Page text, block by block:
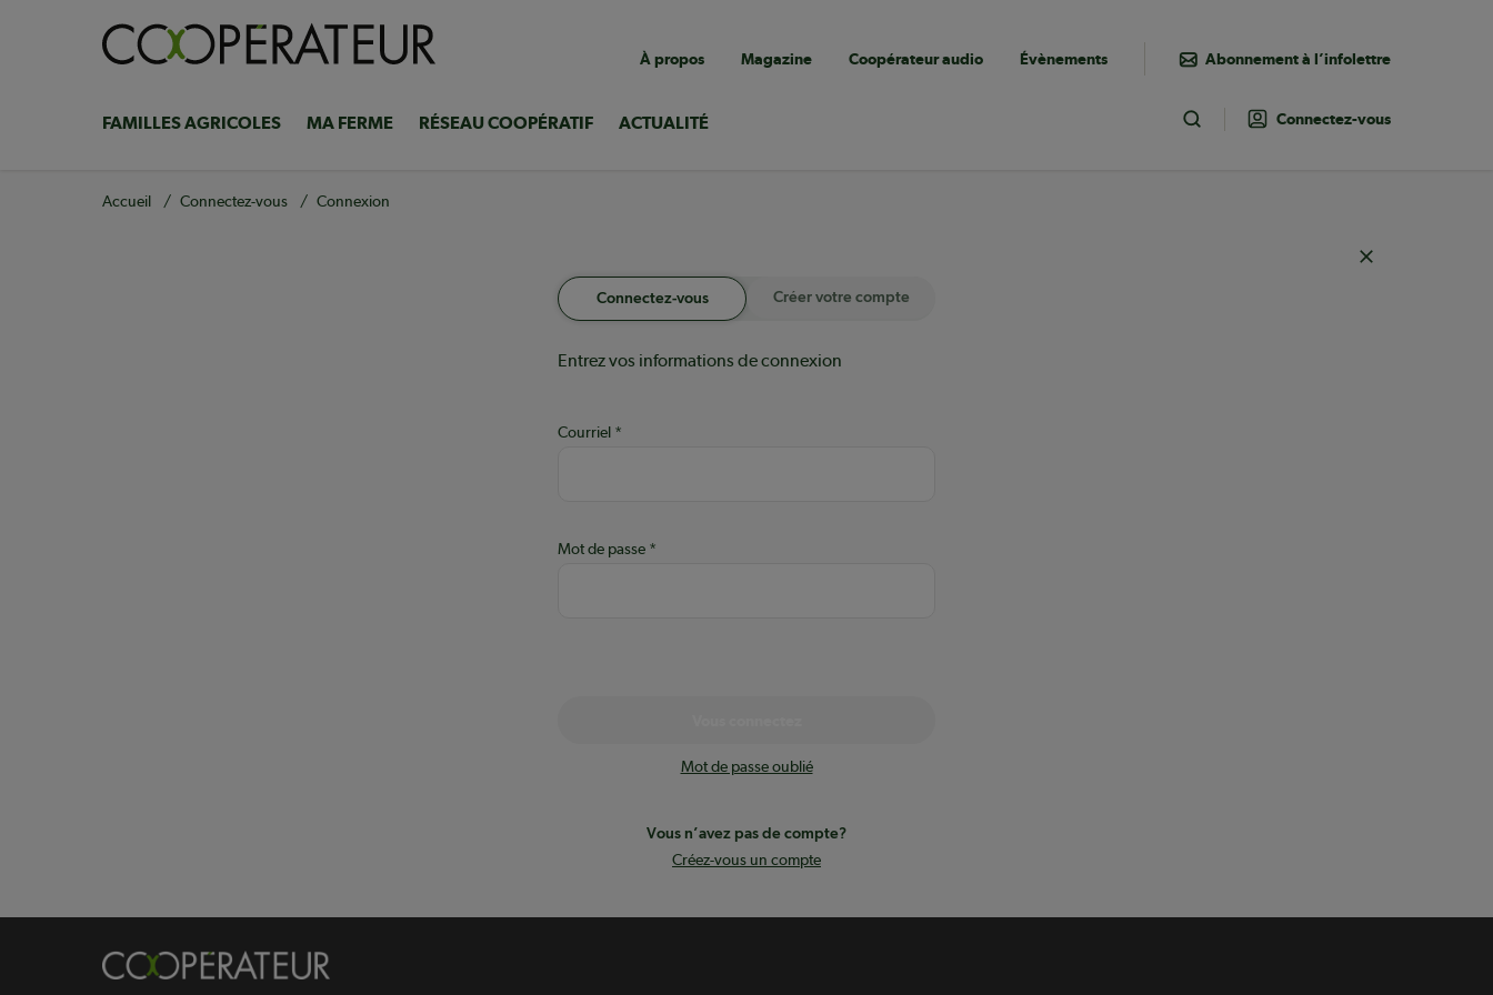
Navigation
utilitaire
À propos Magazine Coopérateur audio Évènements Abonnement à l’infolettre
Navigation
principale
FAMILLES AGRICOLES MA FERME RÉSEAU COOPÉRATIF ACTUALITÉ Toggle Search
Connectez-vous
Fil
Accueil Connectez-vous Connexion
Connectez-vous Créer votre compte
Entrez vos informations de connexion
Courriel
Mot de passe
Mot de passe oublié
Vous n’avez pas de compte?
Créez-vous un compte